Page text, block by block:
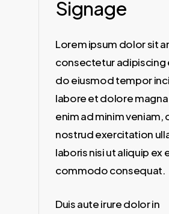
Signage
Lorem ipsum dolor sit
consectetur adipiscing
do eiusmod tempor
labore et dolore
enim ad minim veniam,
nostrud exercitation
laboris nisi ut aliquip ex
commodo consequat.
Duis aute irure dolor in